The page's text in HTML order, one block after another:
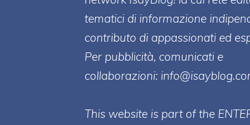
tematici di informazione
contributo di appassionati ed
Per pubblicità, comunicati e
collaborazioni:
This website is part of the